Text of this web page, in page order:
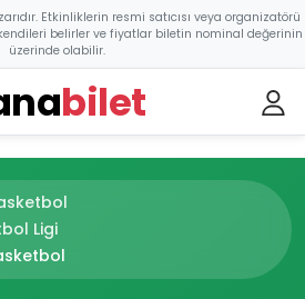
Etkinliklerin resmi satıcısı veya organizatörü
belirler ve fiyatlar biletin nominal değerinin
üzerinde olabilir.
bilet
Ligi